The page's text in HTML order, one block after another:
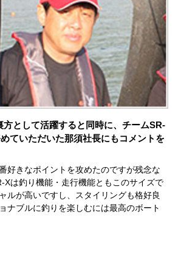
方として活躍すると同時に、チームSR-
ていただいた那須社長にもコメントを
好きなポイントを攻めたのですが残念な
Xは釣り機能・走行機能ともこのサイズで
ルが高いですし、スタイリングも格好良
ナブルに釣りを楽しむには最高のボート